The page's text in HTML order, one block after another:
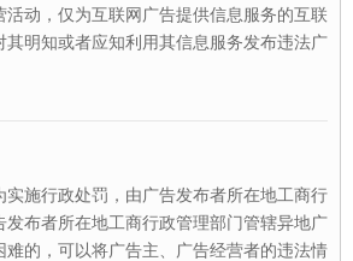
活动，仅为互联网广告提供信息服务的互联
其明知或者应知利用其信息服务发布违法广
实施行政处罚，由广告发布者所在地工商行
发布者所在地工商行政管理部门管辖异地广
难的，可以将广告主、广告经营者的违法情